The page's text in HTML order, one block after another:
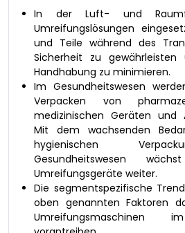
In der Luft- und
Umreifungslösungen
und Teile während des
Sicherheit zu
Handhabung zu minimieren.
Im Gesundheitswesen
Verpacken von
medizinischen Geräten und
Mit dem wachsenden
hygienischen
Gesundheitswesen
Umreifungsgeräte weiter.
Die segmentspezifische
oben genannten Faktoren
Umreifungsmaschinen